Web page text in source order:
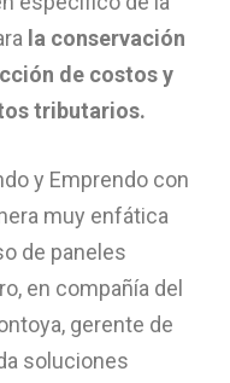
la conservación
de costos y
tributarios.
y Emprendo con
muy enfática
de paneles
en compañía del
gerente de
soluciones